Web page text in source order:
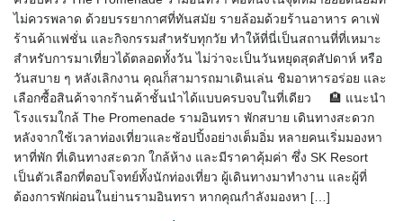
ไม่ควรพลาด ด้วยบรรยากาศที่ทันสมัย รายล้อมด้วยร้านอาหาร คาเฟ่
ร้านค้าแฟชั่น และกิจกรรมสำหรับทุกวัย ทำให้ที่นี่เป็นสถานที่ที่เหมาะ
สำหรับการมาเที่ยวได้ตลอดทั้งวัน ไม่ว่าจะเป็นวันหยุดสุดสัปดาห์ หรือ
วันสบาย ๆ หลังเลิกงาน คุณก็สามารถมาเดินเล่น ชิมอาหารอร่อย และ
เลือกซื้อสินค้าจากร้านค้าชั้นนำได้แบบครบจบในที่เดียว 🏨 แนะนำ
โรงแรมใกล้ The Promenade รามอินทรา พักสบาย เดินทางสะดวก
หลังจากใช้เวลาท่องเที่ยวและช้อปปิ้งอย่างเต็มอิ่ม หลายคนเริ่มมองหา
หาที่พัก ที่เดินทางสะดวก ใกล้ห้าง และมีราคาคุ้มค่า ซึ่ง SK Resort
เป็นตัวเลือกที่ตอบโจทย์ทั้งนักท่องเที่ยว ผู้เดินทางมาทำงาน และผู้ที่
ต้องการพักผ่อนในย่านรามอินทรา หากคุณกำลังมองหา […]